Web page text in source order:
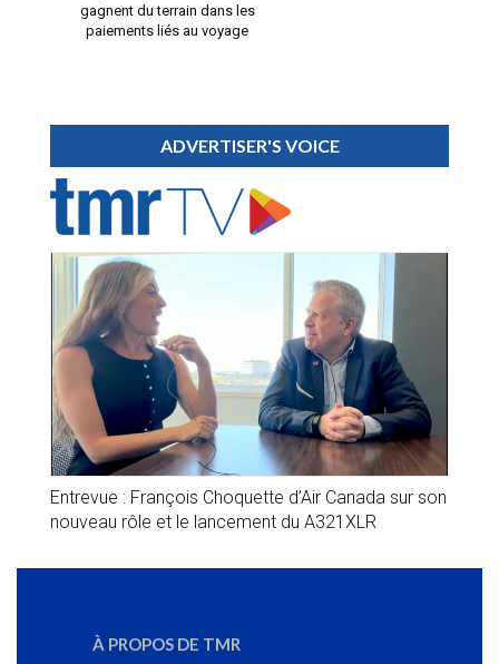
gagnent du terrain dans les
paiements liés au voyage
ADVERTISER'S VOICE
Entrevue : François Choquette d’Air Canada sur son
nouveau rôle et le lancement du A321XLR
À PROPOS DE TMR